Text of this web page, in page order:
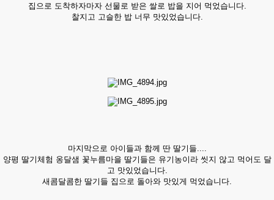
집으로 도착하자마자 선물로 받은 쌀로 밥을 지어 먹었습니다.
찰지고 고슬한 밥 너무 맛있었습니다.
​마지막으로 아이들과 함께 딴 딸기들....
양평 딸기체험 옹달샘 꽃누름마을​ 딸기들은 유기농이라 씻지 않고 먹어도 달
고 맛있었습니다.
새콤달콤한 딸기들 집으로 돌아와 맛있게 먹었습니다.